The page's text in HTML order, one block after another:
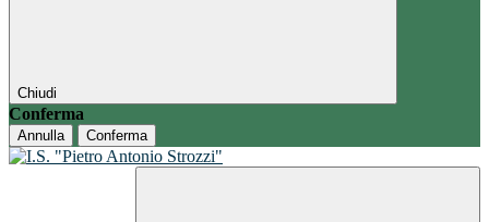
Chiudi
Conferma
Annulla Conferma